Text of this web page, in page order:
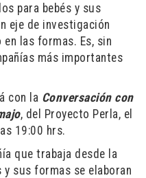
para bebés y sus
eje de investigación
las formas. Es, sin
más importantes
con la Conversación con
, del Proyecto Perla, el
19:00 hrs.
que trabaja desde la
sus formas se elaboran